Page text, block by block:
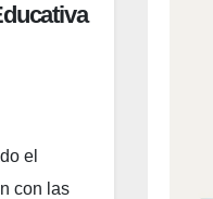
el
con las